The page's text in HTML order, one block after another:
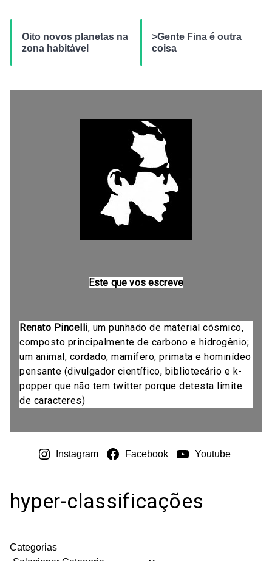
Oito novos planetas na
zona habitável
>Gente Fina é outra
coisa
Este que vos escreve
Renato Pincelli, um punhado de material cósmico,
composto principalmente de carbono e hidrogênio;
um animal, cordado, mamífero, primata e hominídeo
pensante (divulgador científico, bibliotecário e k-
popper que não tem twitter porque detesta limite
de caracteres)
Instagram Facebook Youtube
hyper-classificações
Categorias